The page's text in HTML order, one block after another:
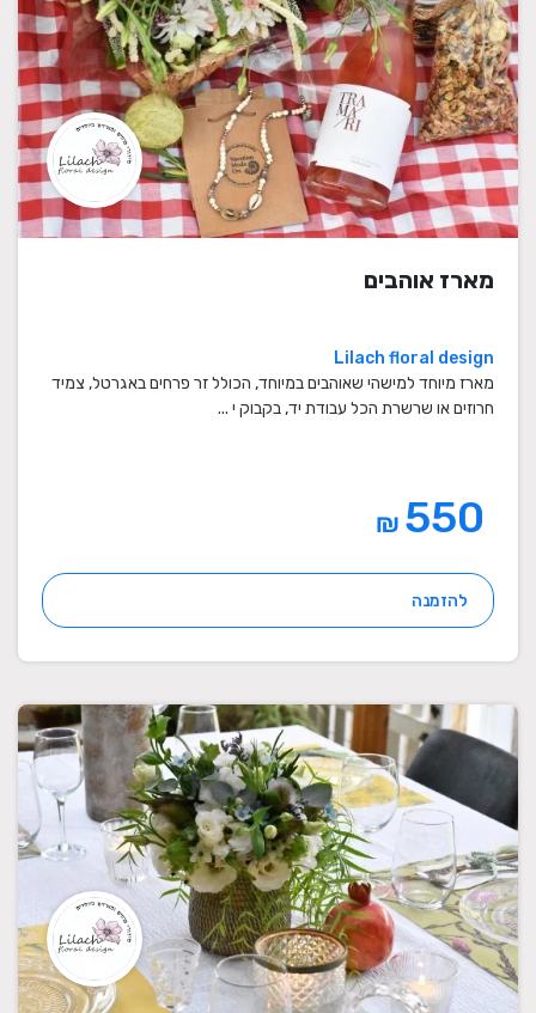
מארז אוהבים
Lilach floral design
מארז מיוחד למישהי שאוהבים במיוחד, הכולל זר פרחים באגרטל, צמיד
חרוזים או שרשרת הכל עבודת יד, בקבוק י ...
₪
להזמנה